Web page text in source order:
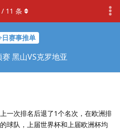
日赛事推单
黑山VS克罗地亚
/ 11 条
一次排名后退了1个名次，在欧洲排
球队，上届世界杯和上届欧洲杯均